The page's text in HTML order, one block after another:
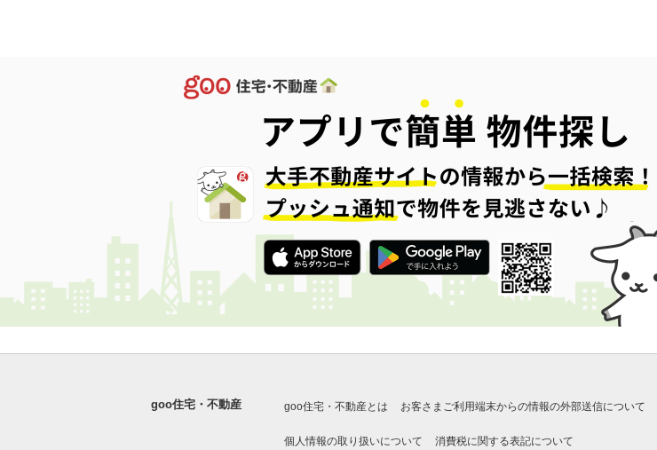
goo住宅・不動産 goo住宅・不動産とは お客さまご利用端末からの情報の外部送信について
個人情報の取り扱いについて 消費税に関する表記について